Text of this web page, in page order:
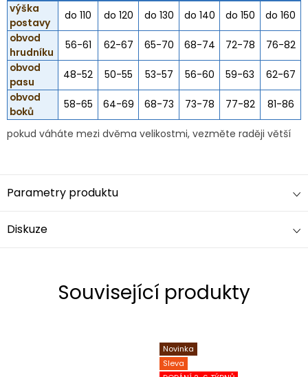
výška
postavy
do 110 do 120 do 130 do 140 do 150
do 160
obvod
hrudníku
56-61 62-67 65-70 68-74 72-78
76-82
obvod
pasu
48-52 50-55 53-57 56-60 59-63
62-67
obvod
boků
58-65 64-69 68-73 73-78 77-82 81-86
pokud váháte mezi dvěma velikostmi, vezměte raději větší
Parametry produktu
Diskuze
Související produkty
Novinka
Sleva